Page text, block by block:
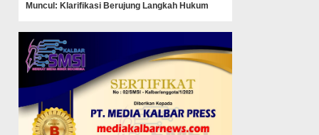
Muncul: Klarifikasi Berujung Langkah Hukum